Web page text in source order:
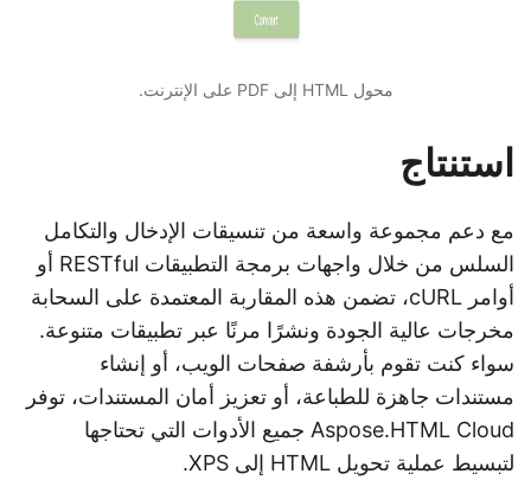
محول HTML إلى PDF على الإنترنت.
استنتاج
مع دعم مجموعة واسعة من تنسيقات الإدخال والتكامل
السلس من خلال واجهات برمجة التطبيقات RESTful أو
أوامر cURL، تضمن هذه المقاربة المعتمدة على السحابة
مخرجات عالية الجودة ونشرًا مرنًا عبر تطبيقات متنوعة.
سواء كنت تقوم بأرشفة صفحات الويب، أو إنشاء
مستندات جاهزة للطباعة، أو تعزيز أمان المستندات، توفر
Aspose.HTML Cloud جميع الأدوات التي تحتاجها
لتبسيط عملية تحويل HTML إلى XPS.